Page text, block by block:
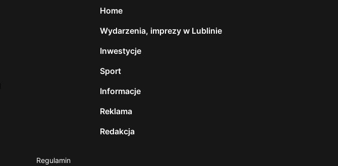
Home
Wydarzenia, imprezy w Lublinie
Inwestycje
Sport
Informacje
Reklama
Redakcja
Regulamin